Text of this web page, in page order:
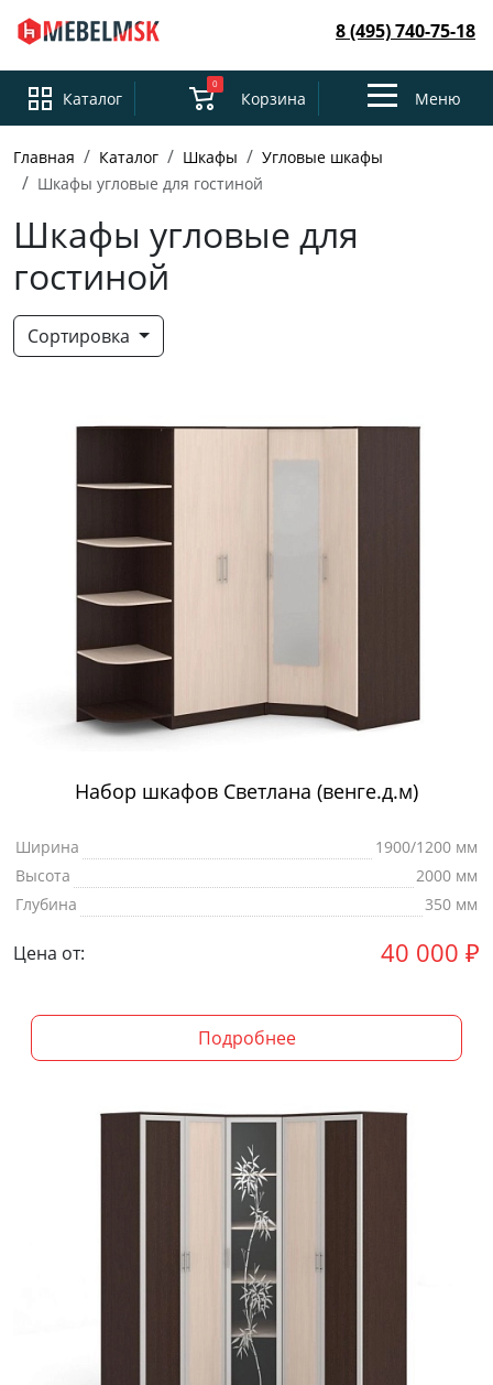
8 (495) 740-75-18
Каталог
0
Корзина
ToggleМеню
Главная Каталог Шкафы
Угловые шкафы
Шкафы угловые для гостиной
Шкафы угловые для
гостиной
Сортировка
Набор шкафов Светлана (венге.д.м)
Ширина
1900/1200 мм
Высота
2000 мм
Глубина
350 мм
Цена от: 40 000 ₽
Подробнее